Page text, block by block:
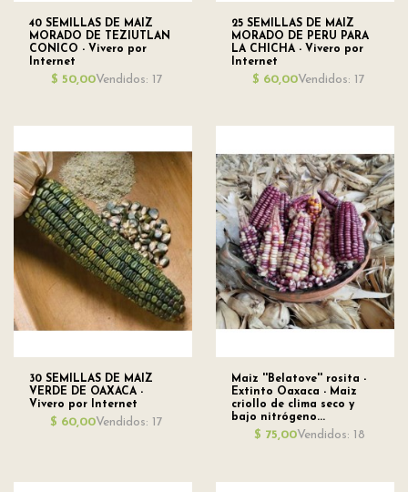
40 SEMILLAS DE MAIZ
MORADO DE TEZIUTLAN
CONICO - Vivero por
Internet
$ 50,00Vendidos: 17
25 SEMILLAS DE MAIZ
MORADO DE PERU PARA
LA CHICHA - Vivero por
Internet
$ 60,00Vendidos: 17
30 SEMILLAS DE MAIZ
VERDE DE OAXACA -
Vivero por Internet
$ 60,00Vendidos: 17
Maiz ''Belatove'' rosita -
Extinto Oaxaca - Maiz
criollo de clima seco y
bajo nitrógeno...
$ 75,00Vendidos: 18